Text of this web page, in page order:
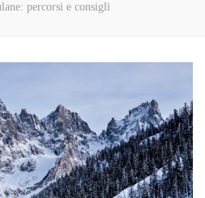
percorsi e consigli